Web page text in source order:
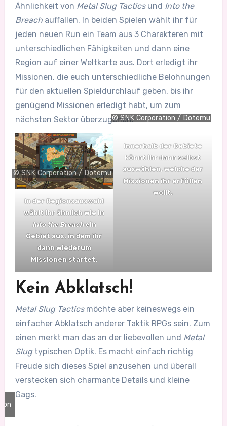
Ähnlichkeit von Metal Slug Tacticsund Into the
Breach auffallen. In beiden Spielen wählt ihr für
jeden neuen Run ein Team aus 3 Charakteren mit
unterschiedlichen Fähigkeiten und dann eine
Region auf einer Weltkarte aus. Dort erledigt ihr
Missionen, die euch unterschiedliche Belohnungen
für den aktuellen Spieldurchlauf geben, bis ihr
genügend Missionen erledigt habt, um zum
nächsten Sektor überzugehen.
© SNK Corporation / Dotemu
In der Regionsauswahl
wählt ihr ähnlich wie in
Into the Breachein
Gebiet aus, in dem ihr
dann wiederum
Missionen startet.
© SNK Corporation / Dotemu
Innerhalb der Gebiete
könnt ihr dann selbst
auswählen, welche der
Missionen ihr erfüllen
wollt.
Kein Abklatsch!
Metal Slug Tacticsmöchte aber keineswegs ein
einfacher Abklatsch anderer Taktik RPGs sein. Zum
einen merkt man das an der liebevollen und Metal
Slugtypischen Optik. Es macht einfach richtig
Freude sich dieses Spiel anzusehen und überall
verstecken sich charmante Details und kleine
Gags.